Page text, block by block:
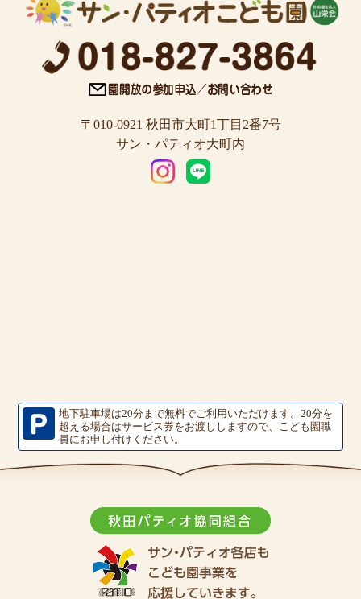
〒010-0921 秋田市大町1丁目2番7号
サン・パティオ大町内
地下駐車場は20分まで無料でご利用いただけます。20分を
超える場合はサービス券をお渡ししますので、こども園職
員にお申し付けください。